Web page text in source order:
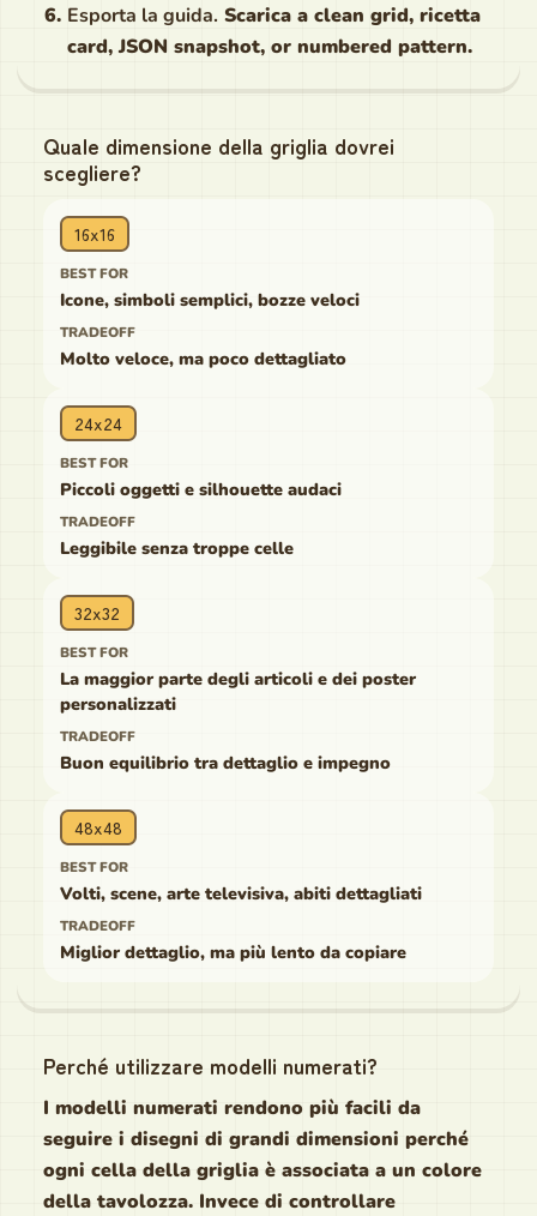
Esporta la guida. Scarica a clean grid, ricetta
card, JSON snapshot, or numbered pattern.
Quale dimensione della griglia dovrei
scegliere?
16x16
Icone, simboli semplici, bozze veloci
Molto veloce, ma poco dettagliato
24x24
Piccoli oggetti e silhouette audaci
Leggibile senza troppe celle
32x32
La maggior parte degli articoli e dei poster
personalizzati
Buon equilibrio tra dettaglio e impegno
48x48
Volti, scene, arte televisiva, abiti dettagliati
Miglior dettaglio, ma più lento da copiare
Perché utilizzare modelli numerati?
I modelli numerati rendono più facili da
seguire i disegni di grandi dimensioni perché
ogni cella della griglia è associata a un colore
della tavolozza. Invece di controllare